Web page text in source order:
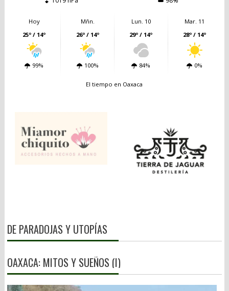
Hoy
25º / 14º
99%
Mñn.
26º / 14º
100%
Lun. 10
29º / 14º
84%
Mar. 11
28º / 14º
0%
El tiempo en Oaxaca
DE PARADOJAS Y UTOPÍAS
OAXACA: MITOS Y SUEÑOS (I)